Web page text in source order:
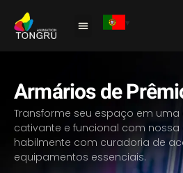
Armários de
Transforme seu espaço em
cativante e funcional com
habilmente com curadoria de
equipamentos essenciais.